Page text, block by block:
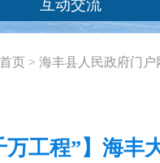
互动交流
首页 >海丰县人民政府门户
万工程”】海丰